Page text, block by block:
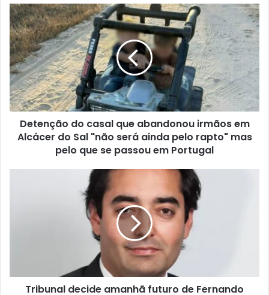
Detenção do casal que abandonou irmãos em
Alcácer do Sal "não será ainda pelo rapto" mas
pelo que se passou em Portugal
Tribunal decide amanhã futuro de Fernando